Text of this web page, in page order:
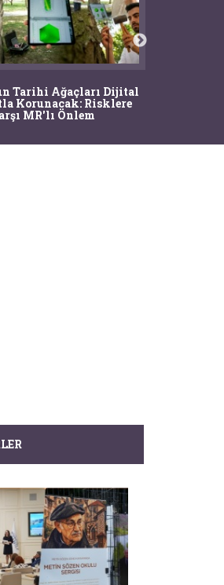
Tarihi Ağaçları Dijital
Korunacak: Risklere
MR'lı Önlem